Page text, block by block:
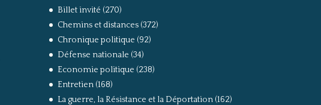
Billet invité (270)
Chemins et distances(372)
Chronique politique (92)
Défense nationale (34)
Economie politique (238)
Entretien(168)
La guerre, la Résistance et la Déportation(162)